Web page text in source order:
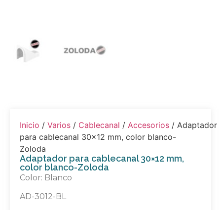
Inicio / Varios / Cablecanal / Accesorios / Adaptador
para cablecanal 30×12 mm, color blanco-
Zoloda
Adaptador para cablecanal 30×12 mm,
color blanco-Zoloda
Color: Blanco
AD-3012-BL